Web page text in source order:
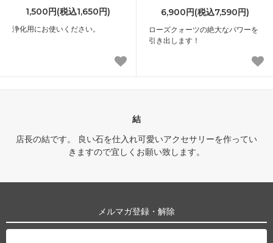
1,500円(税込1,650円)
浄化用にお使いください。
6,900円(税込7,590円)
ローズクォーツの絶大なパワーを
引き出します！
結
店長の結です。 良い石を仕入れ可愛いアクセサリーを作ってい
きますので宜しくお願い致します。
メルマガ登録・解除